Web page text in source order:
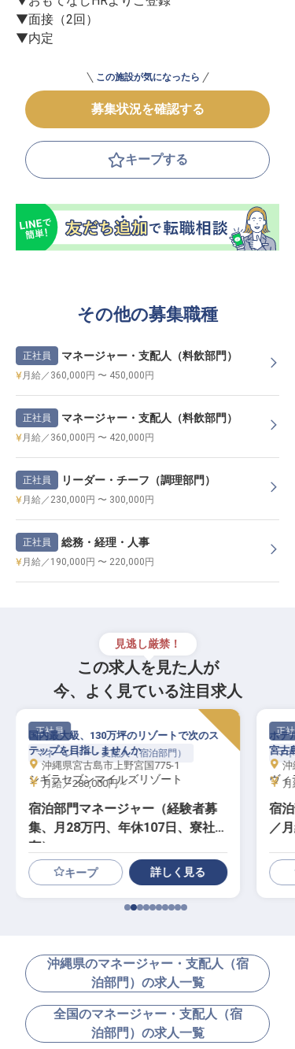
▼面接（2回）
▼内定
この施設が気になったら
募集状況を確認する
キープする
その他の募集職種
正社員 マネージャー・支配人（料飲部門）
月給／360,000円 〜 450,000円
正社員 マネージャー・支配人（料飲部門）
月給／360,000円 〜 420,000円
正社員 リーダー・チーフ（調理部門）
月給／230,000円 〜 300,000円
正社員 総務・経理・人事
月給／190,000円 〜 220,000円
見逃し厳禁！
この求人を見た人が
今、よく見ている注目求人
正社員
マネージャー・支配人（宿泊部門）
シギラセブンマイルズリゾート
宿泊部門マネージャー（経験者募
集、月28万円、年休107日、寮社宅
有）
国内最大級、130万坪のリゾートで次のス
テップを目指しませんか
沖縄県宮古島市上野宮国775-1
月給／280,000円～
キープ 詳しく見る
正社
マ
ヴィ
宿
／
ホテ
宮古
沖
月
沖縄県のマネージャー・支配人（宿
泊部門）の求人一覧
全国のマネージャー・支配人（宿
泊部門）の求人一覧